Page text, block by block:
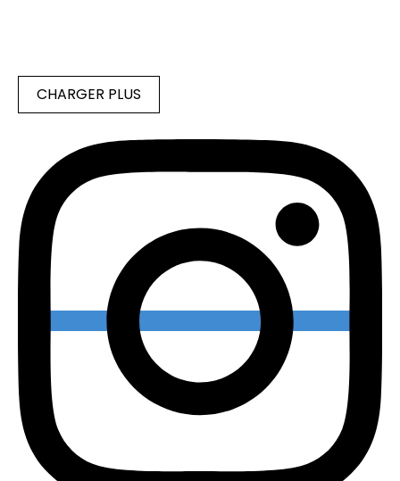
CHARGER PLUS